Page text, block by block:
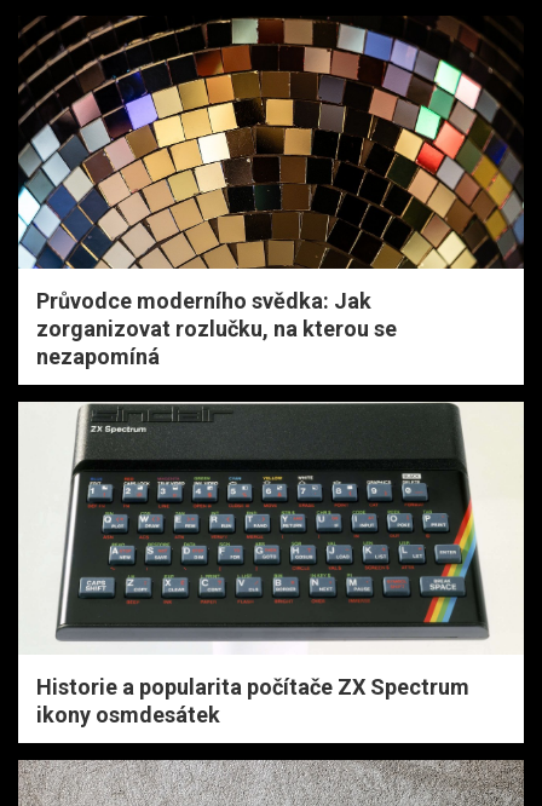
Průvodce moderního svědka: Jak
zorganizovat rozlučku, na kterou se
nezapomíná
Historie a popularita počítače ZX Spectrum
ikony osmdesátek